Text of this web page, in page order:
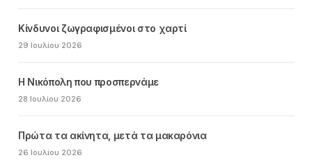
Κίνδυνοι ζωγραφισμένοι στο χαρτί
29 Ιουλίου 2026
Η Νικόπολη που προσπερνάμε
28 Ιουλίου 2026
Πρώτα τα ακίνητα, μετά τα μακαρόνια
26 Ιουλίου 2026